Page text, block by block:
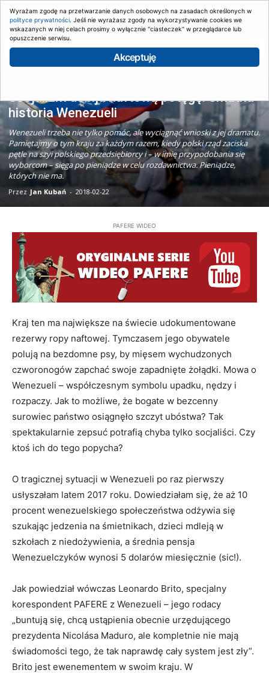
Strona główna Artykuły
Socjalizm dobija naftową potęgę. Smutna
historia Wenezueli
Wenezueli trzeba nie tylko pomóc, ale wyciągnąć wnioski z jej dramatu.
Pamiętajmy o tym kraju za każdym razem, kiedy polski rząd zaciska
pętle na szyi polskiego przedsiębiorcy i – w imię przypodobania się
wyborcom – sięga po pieniądze w celu rozdawnictwa. Pieniądze,
których nie ma.
Przez Jan Kubań - 2018-02-22
PAFERE WIDEO
Kraj ten ma największe na świecie udokumentowane
rezerwy ropy naftowej. Tymczasem jego obywatele
polują na bezdomne psy, by mięsem wychudzonych
czworonogów zapchać swoje zapadnięte żołądki. Mowa o
Wenezueli – współczesnym symbolu upadku, nędzy i
rozpaczy. Jak to możliwe, że bogate w bezcenny
surowiec państwo osiągnęło szczyt ubóstwa? Tak
spektakularnie zepsuć potrafią chyba tylko socjaliści. Czy
ktoś ich do tego popycha?
O tragicznej sytuacji w Wenezueli po raz pierwszy
usłyszałam latem 2017 roku. Dowiedziałam się, że aż 10
procent wenezuelskiego społeczeństwa odżywia się
szukając jedzenia na śmietnikach, dzieci mdleją w
szkołach z niedożywienia, a średnia pensja
Wenezuelczyków wynosi 5 dolarów miesięcznie (sic!).
Jak powiedział wówczas Leonardo Brito, specjalny
korespondent PAFERE z Wenezueli – jego rodacy
„buntują się, chcą ustąpienia obecnie urzędującego
prezydenta Nicolása Maduro, ale kompletnie nie mają
świadomości tego, że tak naprawdę cały system jest zły”.
Brito jest ewenementem w swoim kraju. W
Wyrażam zgodę na przetwarzanie danych osobowych na zasadach określonych w
polityce prywatności. Jeśli nie wyrażasz zgody na wykorzystywanie cookies we
wskazanych w niej celach prosimy o wyłącznie "ciasteczek" w przeglądarce lub
opuszczenie serwisu.
Akceptuję